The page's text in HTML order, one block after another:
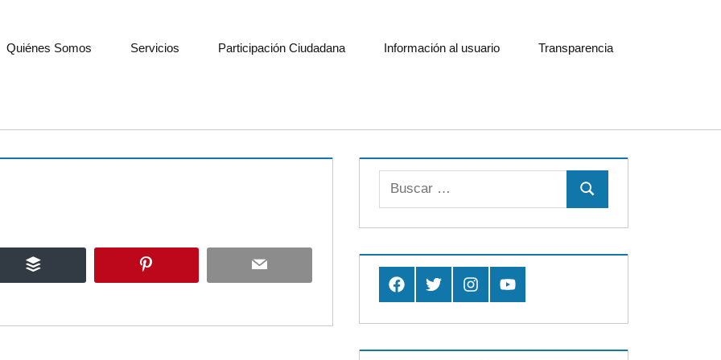
Quiénes Somos Servicios Participación Ciudadana Información al usuario Transparencia
Buffer Email
Buscar:
Buscar
FacebookTwitter InstagramYoutube